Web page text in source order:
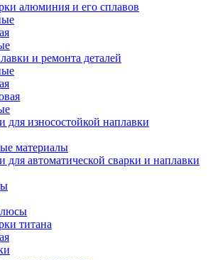
алюминия и его сплавов
и ремонта деталей
износостойкой наплавки
материалы
автоматической сварки и наплавки
титана